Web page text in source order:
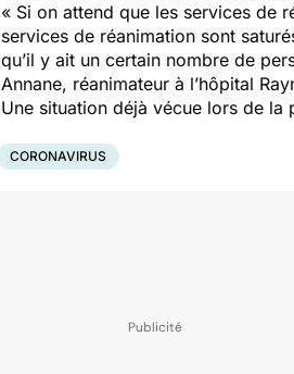
« Si on attend que les services de
services de réanimation sont
qu’il y ait un certain nombre de
Annane, réanimateur à l’hôpital
Une situation déjà vécue lors de
CORONAVIRUS